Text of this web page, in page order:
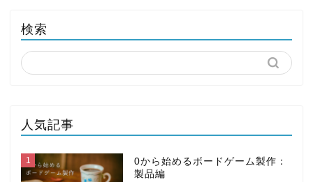
検索
人気記事
1
0から始めるボードゲーム製作：
製品編